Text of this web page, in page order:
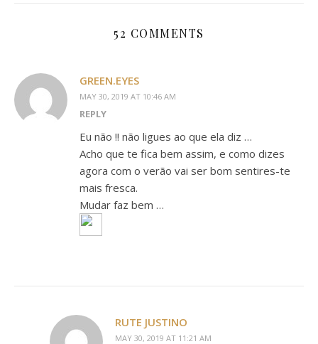
52 COMMENTS
GREEN.EYES
MAY 30, 2019 AT 10:46 AM
REPLY
Eu não !! não ligues ao que ela diz …
Acho que te fica bem assim, e como dizes
agora com o verão vai ser bom sentires-te
mais fresca.
Mudar faz bem …
RUTE JUSTINO
MAY 30, 2019 AT 11:21 AM